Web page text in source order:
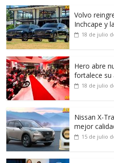
Volvo
Inchcape y
18 de julio
Hero abre
fortalece su
18 de julio
Nissan X-
mejor
15 de julio